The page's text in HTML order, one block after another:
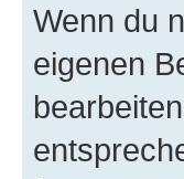
Wenn du
eigenen